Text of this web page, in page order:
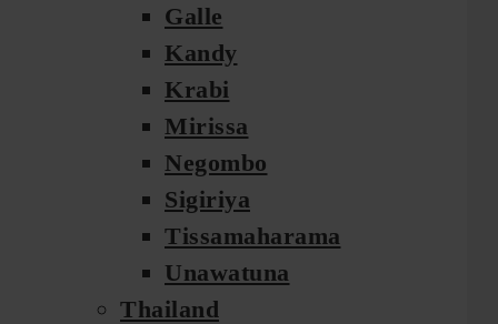
Galle
Kandy
Krabi
Mirissa
Negombo
Sigiriya
Tissamaharama
Unawatuna
Thailand